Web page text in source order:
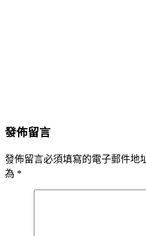
發佈留言
發佈留言必須填寫的電子郵件地
為 *